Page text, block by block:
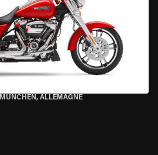
MÜNCHEN, ALLEMAGNE